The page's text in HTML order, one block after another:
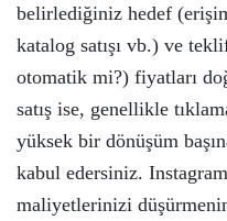
belirlediğiniz hedef
katalog satışı vb.) ve
otomatik mi?) fiyatları
satış ise, genellikle
yüksek bir dönüşüm
kabul edersiniz.
maliyetlerinizi